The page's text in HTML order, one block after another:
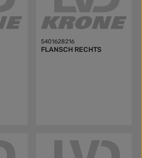
5401628216
FLANSCH RECHTS